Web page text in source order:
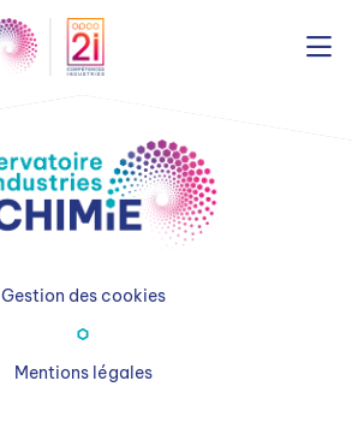
Gestion des cookies
Mentions légales